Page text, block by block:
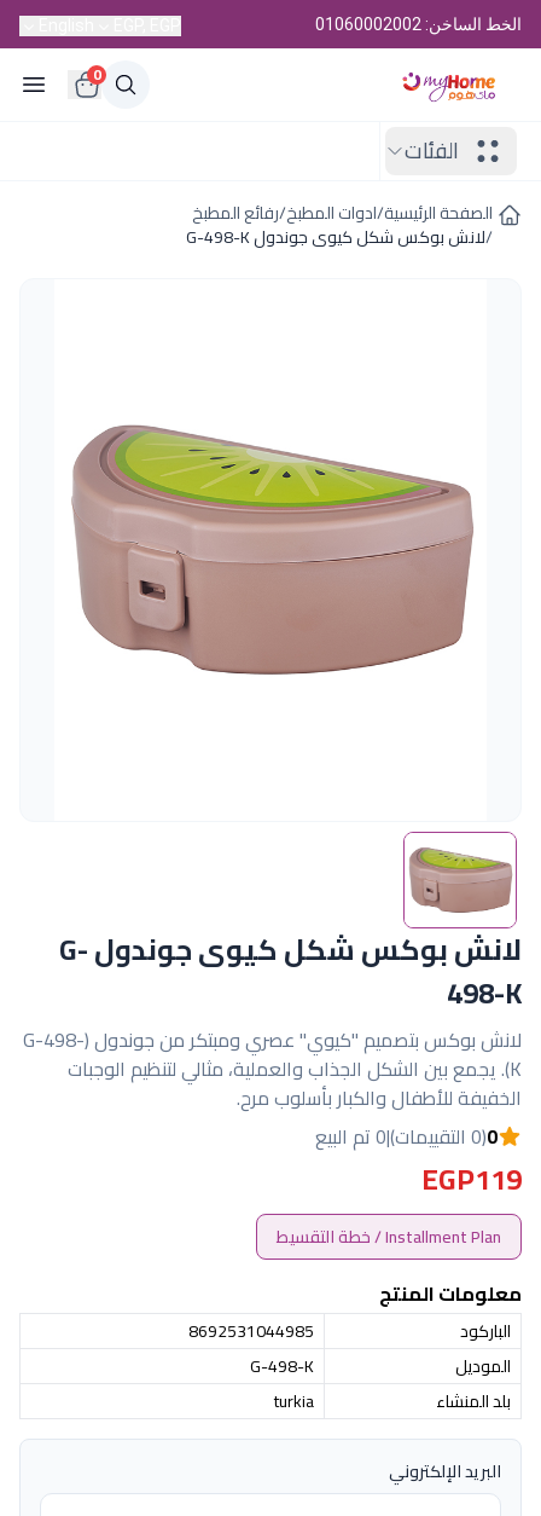
الخط الساخن: 01060002002
0
الفئات
الصفحة الرئيسية/ادوات المطبخ/رفائع المطبخ
/لانش بوكس شكل كيوى جوندول G-498-K
لانش بوكس شكل كيوى جوندول G-
498-K
لانش بوكس بتصميم "كيوي" عصري ومبتكر من جوندول (G-498-
K). يجمع بين الشكل الجذاب والعملية، مثالي لتنظيم الوجبات
الخفيفة للأطفال والكبار بأسلوب مرح.
0(0 التقييمات) |0 تم البيع
EGP119
Installment Plan / خطة التقسيط
معلومات المنتج
الباركود
8692531044985
الموديل
G-498-K
بلد المنشاء
turkia
البريد الإلكتروني